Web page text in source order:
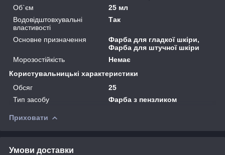
Об`єм
25 мл
Водовідштовхувальні
властивості
Так
Основне призначення
Фарба для гладкої шкіри,
Фарба для штучної шкіри
Морозостійкість
Немає
Користувальницькі характеристики
Обсяг
25
Тип засобу
Фарба з пензликом
Приховати
Умови доставки